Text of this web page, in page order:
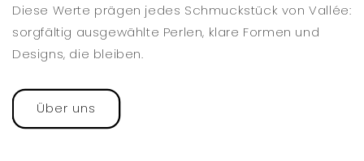
Diese Werte prägen jedes Schmuckstück von Vallée:
sorgfältig ausgewählte Perlen, klare Formen und
Designs, die bleiben.
Über uns